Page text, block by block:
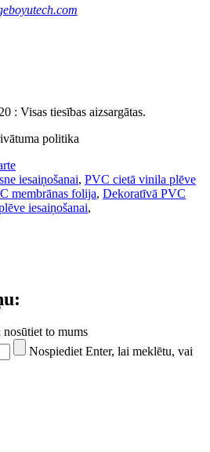
: Visas tiesības aizsargātas.
politika
iesaiņošanai, PVC cietā vinila plēve
membrānas folija, Dekoratīvā PVC
iesaiņošanai,
to mums
Nospiediet Enter, lai meklētu, vai